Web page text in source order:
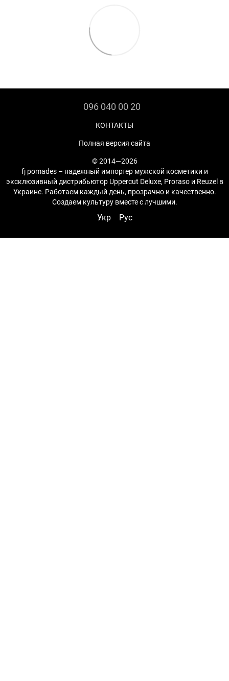
096 040 00 20
КОНТАКТЫ
Полная версия сайта
© 2014—2026
fj pomades – надежный импортер мужской косметики и
эксклюзивный дистрибьютор Uppercut Deluxe, Proraso и Reuzel в
Украине. Работаем каждый день, прозрачно и качественно.
Создаем культуру вместе с лучшими.
Укр Рус